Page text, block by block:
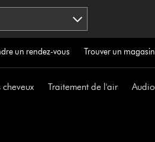
un rendez-vous Trouver un magasin
cheveux Traitement de l'air Audio